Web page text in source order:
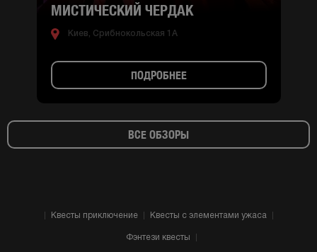
МИСТИЧЕСКИЙ ЧЕРДАК
Киев, Срибнокольская 1А
ПОДРОБНЕЕ
ВСЕ ОБЗОРЫ
Квесты приключение Квесты с элементами ужаса
Фэнтези квесты